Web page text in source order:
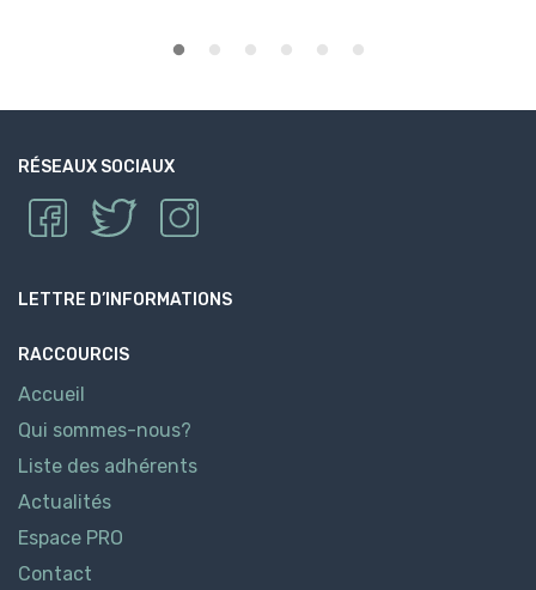
RÉSEAUX SOCIAUX
LETTRE D’INFORMATIONS
RACCOURCIS
Accueil
Qui sommes-nous?
Liste des adhérents
Actualités
Espace PRO
Contact